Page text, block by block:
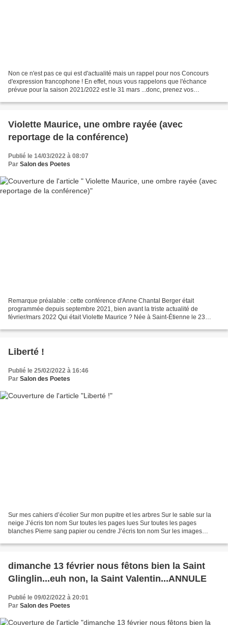
Non ce n'est pas ce qui est d'actualité mais un rappel pour nos Concours
d'expression francophone ! En effet, nous vous rappelons que l'échance
prévue pour la saison 2021/2022 est le 31 mars ...donc, prenez vos
Violette Maurice, une ombre rayée (avec
reportage de la conférence)
Publié le 14/03/2022 à 08:07
Par Salon des Poetes
Remarque préalable : cette conférence d'Anne Chantal Berger était
programmée depuis septembre 2021, bien avant la triste actualité de
février/mars 2022 Qui était Violette Maurice ? Née à Saint-Étienne le 23
Liberté !
Publié le 25/02/2022 à 16:46
Par Salon des Poetes
Sur mes cahiers d’écolier Sur mon pupitre et les arbres Sur le sable sur la
neige J’écris ton nom Sur toutes les pages lues Sur toutes les pages
blanches Pierre sang papier ou cendre J’écris ton nom Sur les images
dimanche 13 février nous fêtons bien la Saint
Glinglin...euh non, la Saint Valentin...ANNULE
Publié le 09/02/2022 à 20:01
Par Salon des Poetes